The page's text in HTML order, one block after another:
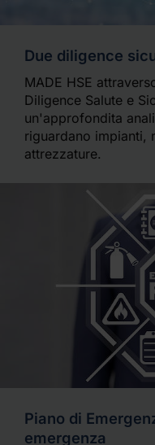
Due diligence
MADE HSE
Diligence Salute e
un'approfondita
riguardano impianti,
attrezzature.
Piano di
emergenza